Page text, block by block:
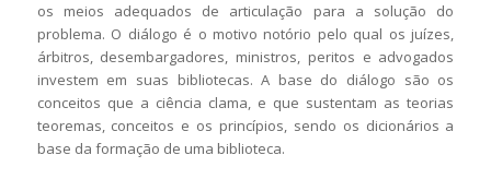
os meios adequados de articulação para a solução do
problema. O diálogo é o motivo notório pelo qual os juízes,
árbitros, desembargadores, ministros, peritos e advogados
investem em suas bibliotecas. A base do diálogo são os
conceitos que a ciência clama, e que sustentam as teorias
teoremas, conceitos e os princípios, sendo os dicionários a
base da formação de uma biblioteca.